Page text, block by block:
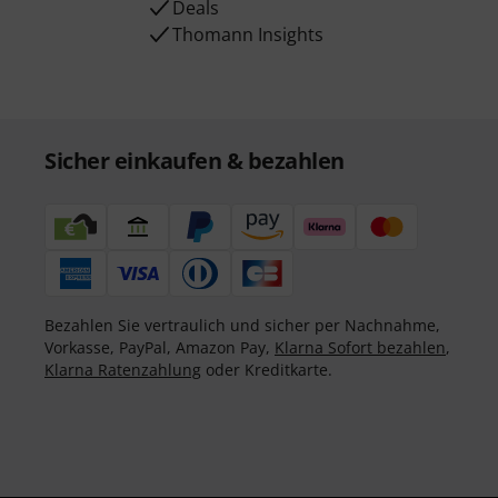
Deals
Thomann Insights
Sicher einkaufen & bezahlen
Bezahlen Sie vertraulich und sicher per Nachnahme,
Vorkasse, PayPal, Amazon Pay, Klarna Sofort bezahlen,
Klarna Ratenzahlung oder Kreditkarte.